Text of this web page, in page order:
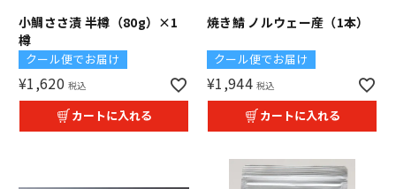
小鯛ささ漬 半樽（80g）×1
樽
クール便でお届け
¥1,620 税込
カートに入れる
焼き鯖 ノルウェー産（1本）
クール便でお届け
¥1,944 税込
カートに入れる